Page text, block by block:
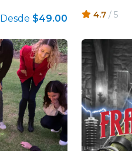
Desde $49.00 4.7 / 5